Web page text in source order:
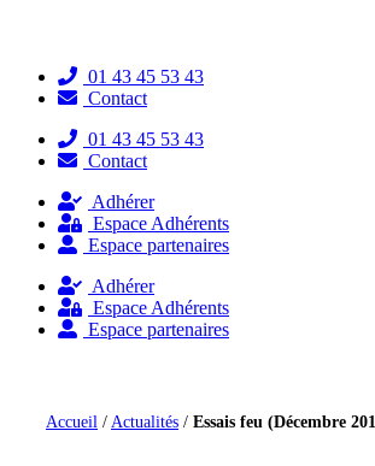
01 43 45 53 43
Contact
01 43 45 53 43
Contact
Adhérer
Espace Adhérents
Espace partenaires
Adhérer
Espace Adhérents
Espace partenaires
Accueil / Actualités / Essais feu (Décembre